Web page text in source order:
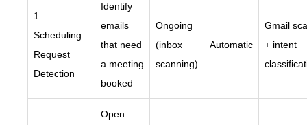
1.
Scheduling
Request
Detection
Identify
emails
that need
a meeting
booked
Ongoing
(inbox
scanning)
Automatic
Gmail
+ intent
Open